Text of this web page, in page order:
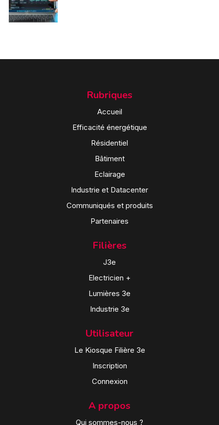
Rubriques
Accueil
Efficacité énergétique
Résidentiel
Bâtiment
Eclairage
Industrie et Datacenter
Communiqués et produits
Partenaires
Filières
J3e
Electricien +
Lumières 3e
Industrie 3e
Utilisateur
Le Kiosque Filière 3e
Inscription
Connexion
A propos
Qui sommes-nous ?